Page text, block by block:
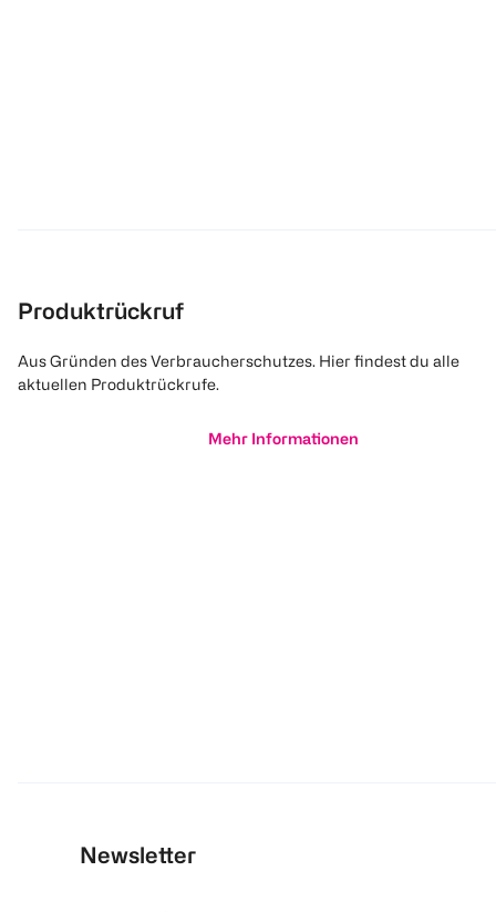
Produktrückruf
Aus Gründen des Verbraucherschutzes. Hier findest du alle
aktuellen Produktrückrufe.
Mehr Informationen
Newsletter